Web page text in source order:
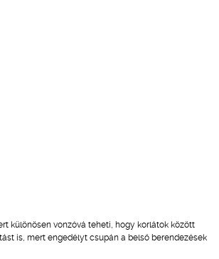
különösen vonzóvá teheti, hogy korlátok között
is, mert engedélyt csupán a belső berendezések